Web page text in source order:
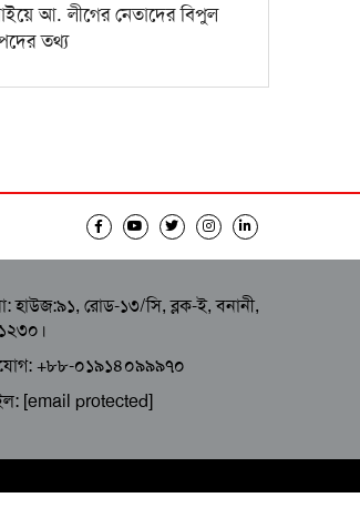
আ. লীগের নেতাদের বিপুল
তথ্য
হাউজ:৯১, রোড-১৩/সি, ব্লক-ই, বনানী,
+৮৮-০১৯১৪০৯৯৯৭০
[email protected]